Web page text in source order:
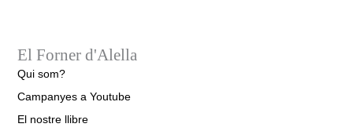
El Forner d'Alella
Qui som?
Campanyes a Youtube
El nostre llibre